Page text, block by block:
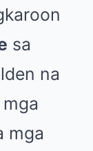
sa
na
mga